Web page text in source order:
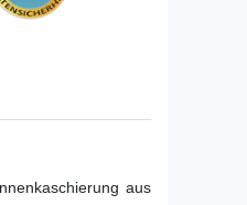
aus